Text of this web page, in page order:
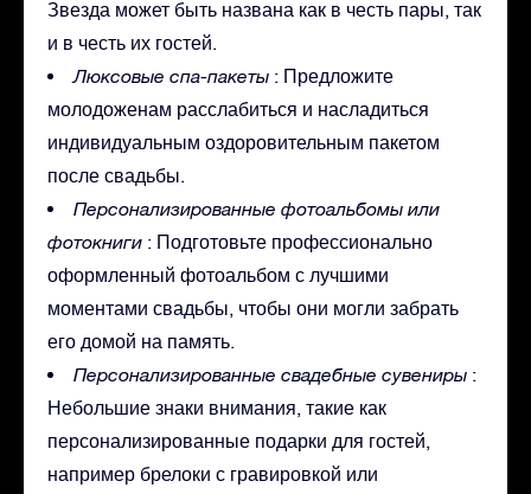
Звезда может быть названа как в честь пары, так
и в честь их гостей.
Люксовые спа-пакеты : Предложите
молодоженам расслабиться и насладиться
индивидуальным оздоровительным пакетом
после свадьбы.
Персонализированные фотоальбомы или
фотокниги : Подготовьте профессионально
оформленный фотоальбом с лучшими
моментами свадьбы, чтобы они могли забрать
его домой на память.
Персонализированные свадебные сувениры :
Небольшие знаки внимания, такие как
персонализированные подарки для гостей,
например брелоки с гравировкой или